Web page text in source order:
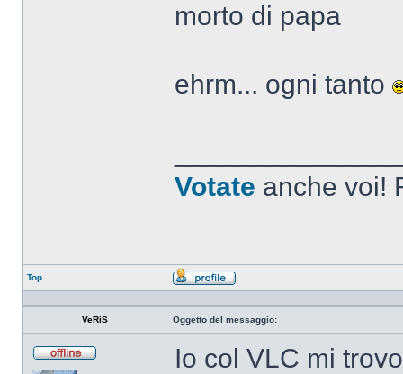
morto di papa
ehrm... ogni tanto
Votate anche voi!
Top
Profilo
VeRiS Oggetto del messaggio:
Io col VLC mi